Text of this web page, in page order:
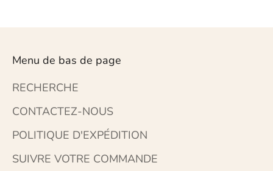
Menu de bas de page
RECHERCHE
CONTACTEZ-NOUS
POLITIQUE D'EXPÉDITION
SUIVRE VOTRE COMMANDE